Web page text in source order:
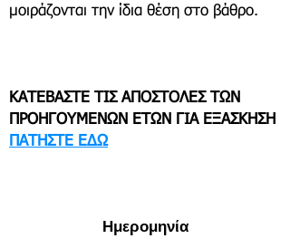
μοιράζονται την ίδια θέση στο βάθρο.
ΚΑΤΕΒΑΣΤΕ ΤΙΣ ΑΠΟΣΤΟΛΕΣ ΤΩΝ
ΠΡΟΗΓΟΥΜΕΝΩΝ ΕΤΩΝ ΓIΑ ΕΞΑΣΚΗΣΗ
ΠΑΤΗΣΤΕ ΕΔΩ
​Ημερομηνία